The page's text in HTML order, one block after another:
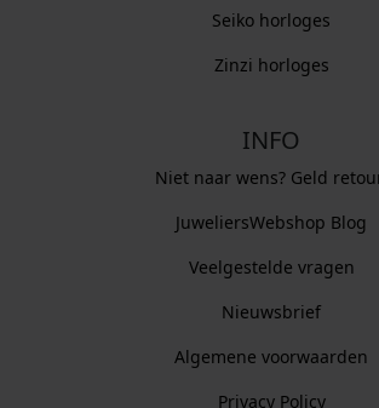
Seiko horloges
Zinzi horloges
INFO
Niet naar wens? Geld
JuweliersWebshop Blog
Veelgestelde vragen
Nieuwsbrief
Algemene voorwaarden
Privacy Policy